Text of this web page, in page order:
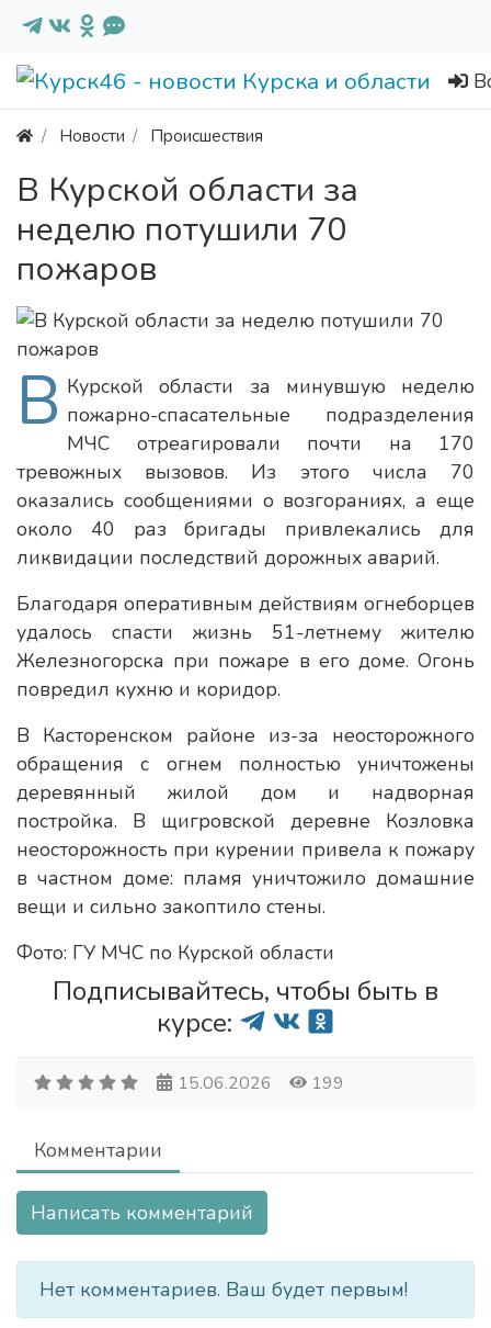
Новости Происшествия
В Курской области за
неделю потушили 70
пожаров
В Курской области за минувшую неделю
пожарно-спасательные подразделения
МЧС отреагировали почти на 170
тревожных вызовов. Из этого числа 70
оказались сообщениями о возгораниях, а еще
около 40 раз бригады привлекались для
ликвидации последствий дорожных аварий.
Благодаря оперативным действиям огнеборцев
удалось спасти жизнь 51-летнему жителю
Железногорска при пожаре в его доме. Огонь
повредил кухню и коридор.
В Касторенском районе из-за неосторожного
обращения с огнем полностью уничтожены
деревянный жилой дом и надворная
постройка. В щигровской деревне Козловка
неосторожность при курении привела к пожару
в частном доме: пламя уничтожило домашние
вещи и сильно закоптило стены.
Фото: ГУ МЧС по Курской области
Подписывайтесь, чтобы быть в
курсе:
15.06.2026 199
Комментарии
Написать комментарий
Нет комментариев. Ваш будет первым!